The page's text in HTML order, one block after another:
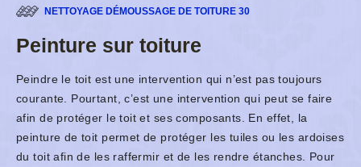
NETTOYAGE DÉMOUSSAGE DE TOITURE 30
Peinture sur toiture
Peindre le toit est une intervention qui n’est pas toujours
courante. Pourtant, c’est une intervention qui peut se faire
afin de protéger le toit et ses composants. En effet, la
peinture de toit permet de protéger les tuiles ou les ardoises
du toit afin de les raffermir et de les rendre étanches. Pour